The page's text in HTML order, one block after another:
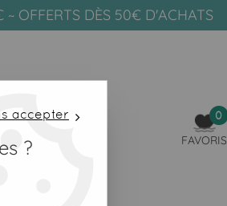
OFFERTS DÈS 50€ D'ACHATS
0
FAVORIS
accepter
?